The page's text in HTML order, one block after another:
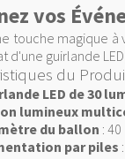
vos
touche magique
d'une guirlande
du
LED de 30
lumineux
du ballon :
par piles